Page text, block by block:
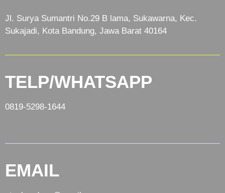
Jl. Surya Sumantri No.29 B lama, Sukawarna, Kec.
Sukajadi, Kota Bandung, Jawa Barat 40164
TELP/WHATSAPP
0819-5298-1644
EMAIL